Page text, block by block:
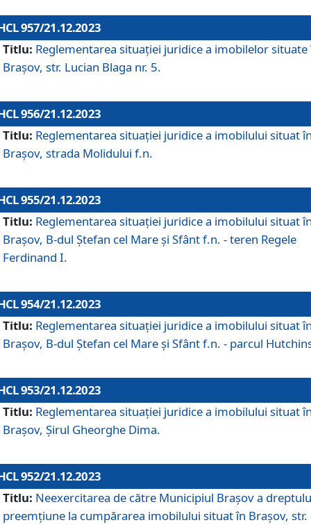
957/21.12.2023
Titlu: Reglementarea situației juridice a imobilelor situate
Brașov, str. Lucian Blaga nr. 5.
956/21.12.2023
Titlu: Reglementarea situației juridice a imobilului situat
Brașov, strada Molidului f.n.
955/21.12.2023
Titlu: Reglementarea situației juridice a imobilului situat
Brașov, B-dul Ștefan cel Mare și Sfânt f.n. - teren Regele
Ferdinand I.
954/21.12.2023
Titlu: Reglementarea situației juridice a imobilului situat
Brașov, B-dul Ștefan cel Mare și Sfânt f.n. - parcul
953/21.12.2023
Titlu: Reglementarea situației juridice a imobilului situat
Brașov, Șirul Gheorghe Dima.
952/21.12.2023
Titlu: Neexercitarea de către Municipiul Brașov a
preemțiune la cumpărarea imobilului situat în Brașov, str.